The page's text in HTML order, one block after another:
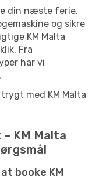
din næste ferie.
og sikre
KM Malta
Fra
har vi
med KM Malta
KM Malta
booke KM